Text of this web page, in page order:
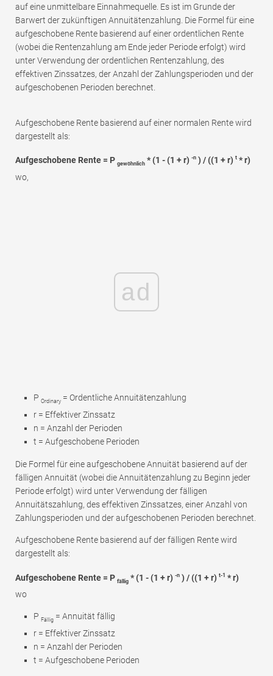
auf eine unmittelbare Einnahmequelle. Es ist im Grunde der
Barwert der zukünftigen Annuitätenzahlung. Die Formel für eine
aufgeschobene Rente basierend auf einer ordentlichen Rente
(wobei die Rentenzahlung am Ende jeder Periode erfolgt) wird
unter Verwendung der ordentlichen Rentenzahlung, des
effektiven Zinssatzes, der Anzahl der Zahlungsperioden und der
aufgeschobenen Perioden berechnet.
Aufgeschobene Rente basierend auf einer normalen Rente wird
dargestellt als:
Aufgeschobene Rente = P gewöhnlich * (1 - (1 + r) -n ) / ((1 + r) t * r)
wo,
ad
P Ordinary = Ordentliche Annuitätenzahlung
r = Effektiver Zinssatz
n = Anzahl der Perioden
t = Aufgeschobene Perioden
Die Formel für eine aufgeschobene Annuität basierend auf der
fälligen Annuität (wobei die Annuitätenzahlung zu Beginn jeder
Periode erfolgt) wird unter Verwendung der fälligen
Annuitätszahlung, des effektiven Zinssatzes, einer Anzahl von
Zahlungsperioden und der aufgeschobenen Perioden berechnet.
Aufgeschobene Rente basierend auf der fälligen Rente wird
dargestellt als:
Aufgeschobene Rente = P fällig * (1 - (1 + r) -n ) / ((1 + r) t-1 * r)
wo
P Fällig = Annuität fällig
r = Effektiver Zinssatz
n = Anzahl der Perioden
t = Aufgeschobene Perioden